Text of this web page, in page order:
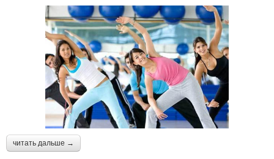
читать дальше →